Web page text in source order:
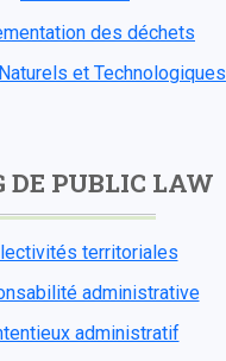
des déchets
et Technologiques
DE PUBLIC LAW
territoriales
administrative
administratif